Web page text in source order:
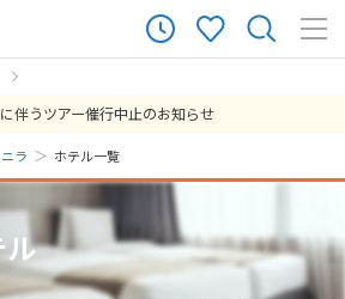
履歴がありません
だ登録がありません
伴うツアー催行中止のお知らせ
ラ ホテル一覧